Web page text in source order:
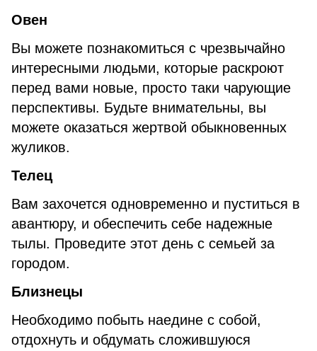
Овен
Вы можете познакомиться с чрезвычайно
интересными людьми, которые раскроют
перед вами новые, просто таки чарующие
перспективы. Будьте внимательны, вы
можете оказаться жертвой обыкновенных
жуликов.
Телец
Вам захочется одновременно и пуститься в
авантюру, и обеспечить себе надежные
тылы. Проведите этот день с семьей за
городом.
Близнецы
Необходимо побыть наедине с собой,
отдохнуть и обдумать сложившуюся